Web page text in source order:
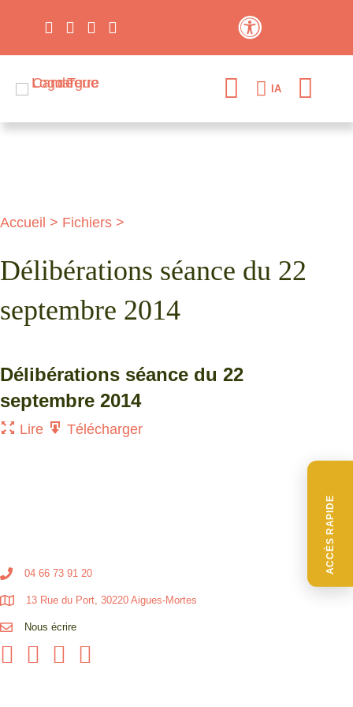
ACCÈS RAPIDE
IA
Accueil > Fichiers >
Délibérations séance du 22
septembre 2014
Délibérations séance du 22
septembre 2014
Lire Télécharger
04 66 73 91 20
13 Rue du Port, 30220 Aigues-Mortes
Nous écrire